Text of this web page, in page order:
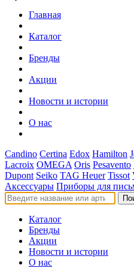
Главная
Каталог
Бренды
Акции
Новости и истории
О нас
Candino Certina Edox Hamilton
Lacroix OMEGA Oris Pesavento
Dupont Seiko TAG Heuer Tissot
Аксессуары Приборы для
Каталог
Бренды
Акции
Новости и истории
О нас